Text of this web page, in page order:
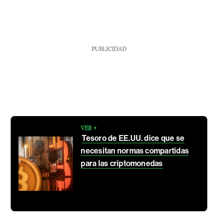
PUBLICIDAD
VER +
Tesoro de EE.UU. dice que se
necesitan normas compartidas
para las criptomonedas